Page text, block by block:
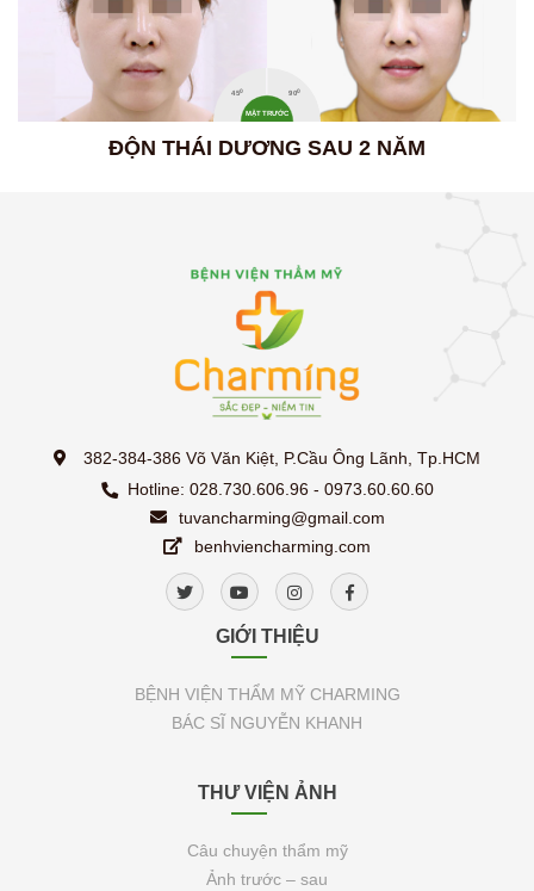
MẶT TRƯỚC
450 900
ĐỘN THÁI DƯƠNG SAU 2 NĂM
382-384-386 Võ Văn Kiệt, P.Cầu Ông Lãnh, Tp.HCM
Hotline: 028.730.606.96 - 0973.60.60.60
tuvancharming@gmail.com
benhviencharming.com
GIỚI THIỆU
BỆNH VIỆN THẨM MỸ CHARMING
BÁC SĨ NGUYỄN KHANH
THƯ VIỆN ẢNH
Câu chuyện thẩm mỹ
Ảnh trước – sau